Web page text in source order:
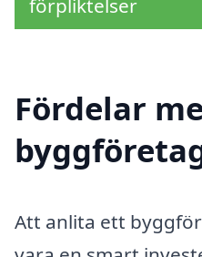
förpliktelser
Fördelar
Att anlita ett